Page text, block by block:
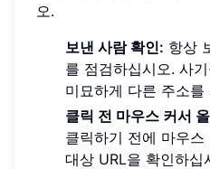
오.
보낸 사람 확인: 항상
를 점검하십시오. 사
미묘하게 다른 주소를
클릭 전 마우스 커서
클릭하기 전에 마우
대상 URL을 확인하십